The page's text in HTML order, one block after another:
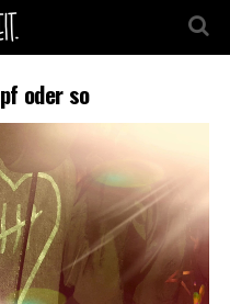
oder so